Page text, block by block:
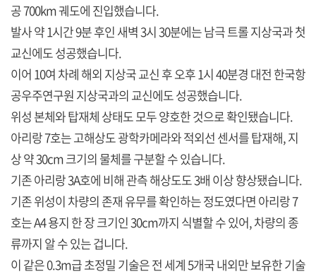
공 700km 궤도에 진입했습니다.
발사 약 1시간 9분 후인 새벽 3시 30분에는 남극 트롤 지상국과 첫
교신에도 성공했습니다.
이어 10여 차례 해외 지상국 교신 후 오후 1시 40분경 대전 한국항
공우주연구원 지상국과의 교신에도 성공했습니다.
위성 본체와 탑재체 상태도 모두 양호한 것으로 확인됐습니다.
아리랑 7호는 고해상도 광학카메라와 적외선 센서를 탑재해, 지
상 약 30cm 크기의 물체를 구분할 수 있습니다.
기존 아리랑 3A호에 비해 관측 해상도도 3배 이상 향상됐습니다.
기존 위성이 차량의 존재 유무를 확인하는 정도였다면 아리랑 7
호는 A4 용지 한 장 크기인 30cm까지 식별할 수 있어, 차량의 종
류까지 알 수 있는 겁니다.
이 같은 0.3m급 초정밀 기술은 전 세계 5개국 내외만 보유한 기술